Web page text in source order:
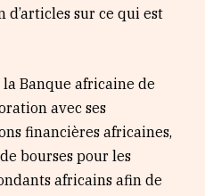
sur ce qui est
Banque africaine de
avec ses
financières africaines,
bourses pour les
africains afin de